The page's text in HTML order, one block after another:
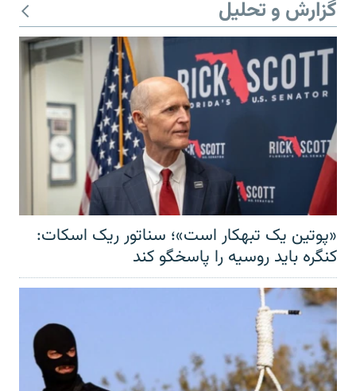
گزارش و تحلیل
«پوتین یک تبهکار است»؛ سناتور ریک اسکات:
کنگره باید روسیه را پاسخگو کند